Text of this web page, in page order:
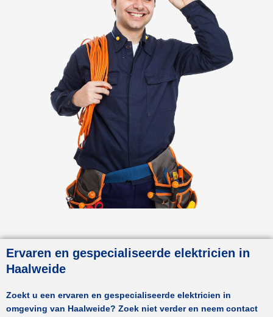
Ervaren en gespecialiseerde elektricien in
Haalweide
Zoekt u een ervaren en gespecialiseerde elektricien in
omgeving van Haalweide? Zoek niet verder en neem contact